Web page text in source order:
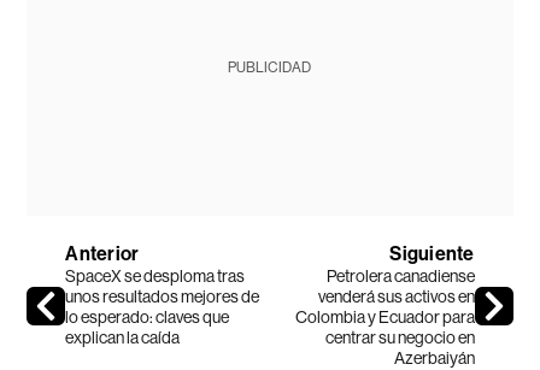
PUBLICIDAD
Anterior
SpaceX se desploma tras
unos resultados mejores de
lo esperado: claves que
explican la caída
Siguiente
Petrolera canadiense
venderá sus activos en
Colombia y Ecuador para
centrar su negocio en
Azerbaiyán